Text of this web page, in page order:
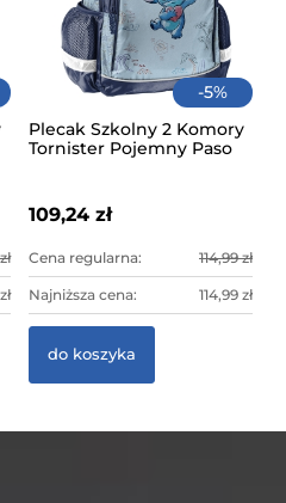
-5%
Plecak Szkolny 2 Komory
Tornister Pojemny Paso
109,24 zł
Cena regularna: 114,99 zł
Najniższa cena: 114,99 zł
do koszyka